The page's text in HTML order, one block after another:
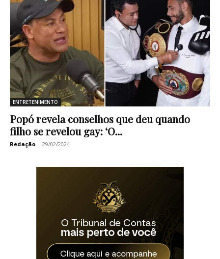
ENTRETENIMENTO
Popó revela conselhos que deu quando
filho se revelou gay: ‘O...
Redação - 29/02/2024